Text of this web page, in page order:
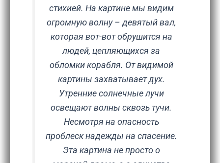
стихией. На картине мы видим
огромную волну – девятый вал,
которая вот-вот обрушится на
людей, цепляющихся за
обломки корабля. От видимой
картины захватывает дух.
Утренние солнечные лучи
освещают волны сквозь тучи.
Несмотря на опасность
проблеск надежды на спасение.
Эта картина не просто о